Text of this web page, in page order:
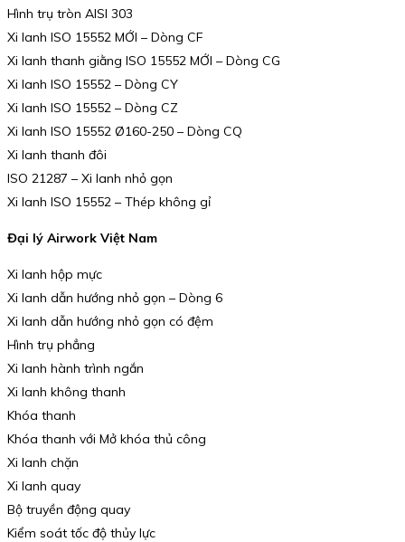
Hình trụ tròn AISI 303
Xi lanh ISO 15552 MỚI – Dòng CF
Xi lanh thanh giằng ISO 15552 MỚI – Dòng CG
Xi lanh ISO 15552 – Dòng CY
Xi lanh ISO 15552 – Dòng CZ
Xi lanh ISO 15552 Ø160-250 – Dòng CQ
Xi lanh thanh đôi
ISO 21287 – Xi lanh nhỏ gọn
Xi lanh ISO 15552 – Thép không gỉ
Đại lý Airwork Việt Nam
Xi lanh hộp mực
Xi lanh dẫn hướng nhỏ gọn – Dòng 6
Xi lanh dẫn hướng nhỏ gọn có đệm
Hình trụ phẳng
Xi lanh hành trình ngắn
Xi lanh không thanh
Khóa thanh
Khóa thanh với Mở khóa thủ công
Xi lanh chặn
Xi lanh quay
Bộ truyền động quay
Kiểm soát tốc độ thủy lực